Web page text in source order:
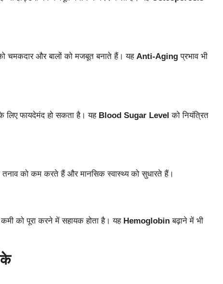
चमकदार और बालों को मजबूत बनाते हैं। यह Anti-Aging प्रभाव भी
लिए फायदेमंद हो सकता है। यह Blood Sugar Level को नियंत्रित
तनाव को कम करते हैं और मानसिक स्वास्थ्य को सुधारते हैं।
को पूरा करने में सहायक होता है। यह Hemoglobin बढ़ाने में भी